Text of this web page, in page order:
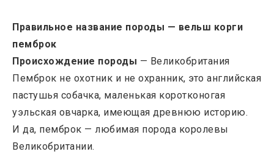
Правильное название породы — вельш корги
пемброк
Происхождение породы — Великобритания
Пемброк не охотник и не охранник, это английская
пастушья собачка, маленькая коротконогая
уэльская овчарка, имеющая древнюю историю.
И да, пемброк — любимая порода королевы
Великобритании.